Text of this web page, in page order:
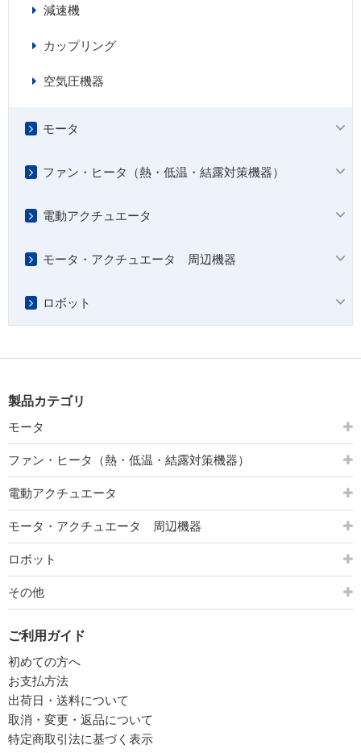
減速機
カップリング
空気圧機器
モータ
ファン・ヒータ（熱・低温・結露対策機器）
電動アクチュエータ
モータ・アクチュエータ 周辺機器
ロボット
製品カテゴリ
モータ
ファン・ヒータ（熱・低温・結露対策機器）
電動アクチュエータ
モータ・アクチュエータ 周辺機器
ロボット
その他
ご利用ガイド
初めての方へ
お支払方法
出荷日・送料について
取消・変更・返品について
特定商取引法に基づく表示